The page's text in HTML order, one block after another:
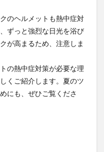
のヘルメットも熱中症対
ずっと強烈な日光を浴び
が高まるため、注意しま
の熱中症対策が必要な理
くご紹介します。夏のツ
にも、ぜひご覧くださ